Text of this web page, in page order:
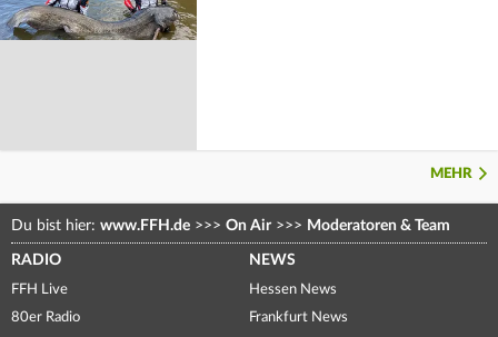
MEHR
Du bist hier: www.FFH.de >>> On Air >>> Moderatoren & Team
RADIO
FFH Live
80er Radio
NEWS
Hessen News
Frankfurt News